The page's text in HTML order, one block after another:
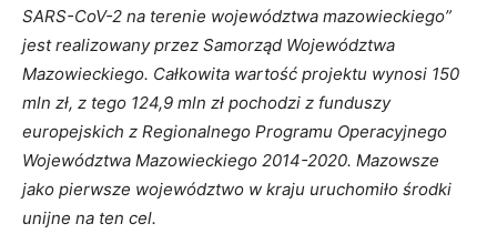
SARS-CoV-2 na terenie województwa mazowieckiego”
jest realizowany przez Samorząd Województwa
Mazowieckiego. Całkowita wartość projektu wynosi 150
mln zł, z tego 124,9 mln zł pochodzi z funduszy
europejskich z Regionalnego Programu Operacyjnego
Województwa Mazowieckiego 2014-2020. Mazowsze
jako pierwsze województwo w kraju uruchomiło środki
unijne na ten cel.